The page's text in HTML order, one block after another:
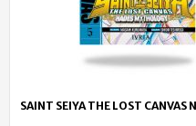
SAINT SEIYA THE LOST CANVAS